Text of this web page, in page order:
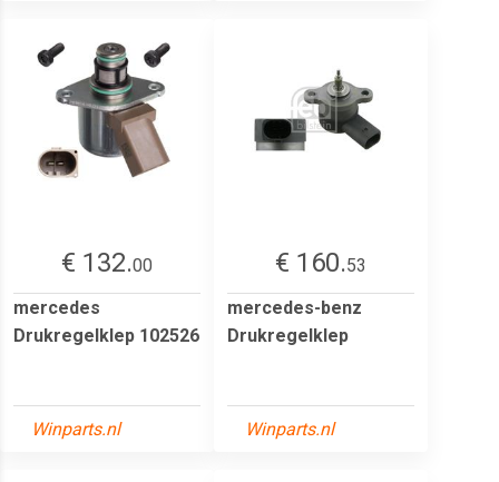
€ 132.00
mercedes
Drukregelklep 102526
Winparts.nl
€ 160.53
mercedes-benz
Drukregelklep
Winparts.nl